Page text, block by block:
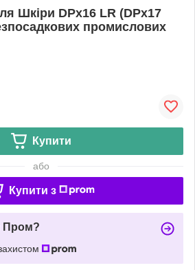
Шкіри DPx16 LR (DPx17
промислових
Купити
або
Купити з
Пром?